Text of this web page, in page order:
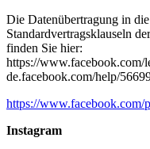
Die Datenübertragung in
Standardvertragsklauseln
finden Sie hier:
https://www.facebook.com/
de.facebook.com/help/
https://www.facebook.com/
Instagram